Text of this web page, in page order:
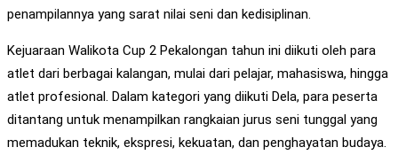
penampilannya yang sarat nilai seni dan kedisiplinan.
Kejuaraan Walikota Cup 2 Pekalongan tahun ini diikuti oleh para
atlet dari berbagai kalangan, mulai dari pelajar, mahasiswa, hingga
atlet profesional. Dalam kategori yang diikuti Dela, para peserta
ditantang untuk menampilkan rangkaian jurus seni tunggal yang
memadukan teknik, ekspresi, kekuatan, dan penghayatan budaya.